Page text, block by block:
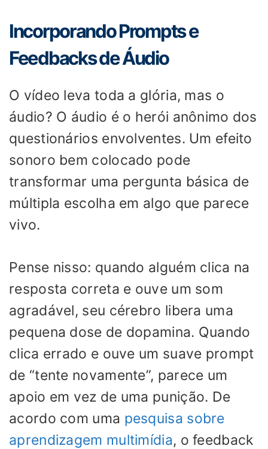
Incorporando Prompts e
Feedbacks de Áudio
O vídeo leva toda a glória, mas o
áudio? O áudio é o herói anônimo dos
questionários envolventes. Um efeito
sonoro bem colocado pode
transformar uma pergunta básica de
múltipla escolha em algo que parece
vivo.
Pense nisso: quando alguém clica na
resposta correta e ouve um som
agradável, seu cérebro libera uma
pequena dose de dopamina. Quando
clica errado e ouve um suave prompt
de “tente novamente”, parece um
apoio em vez de uma punição. De
acordo com uma pesquisa sobre
aprendizagem multimídia, o feedback